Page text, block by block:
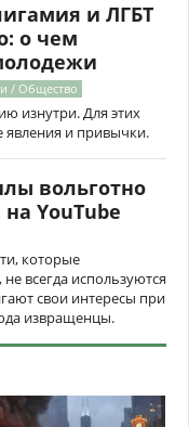
и ЛГБТ
о чем
/ Общество
изнутри. Для этих
явления и привычки.
вольготно
YouTube
которые
всегда используются
свои интересы при
извращенцы.